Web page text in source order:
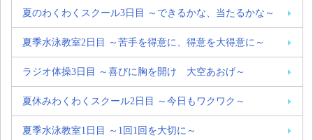
夏のわくわくスクール3日目 ～できるかな、当たるかな～
夏季水泳教室2日目 ～苦手を得意に、得意を大得意に～
ラジオ体操3日目 ～喜びに胸を開け 大空あおげ～
夏休みわくわくスクール2日目 ～今日もワクワク～
夏季水泳教室1日目 ～1回1回を大切に～